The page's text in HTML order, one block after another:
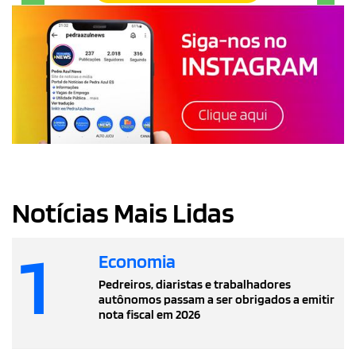
Notícias Mais Lidas
1 Economia
Pedreiros, diaristas e trabalhadores
autônomos passam a ser obrigados a emitir
nota fiscal em 2026